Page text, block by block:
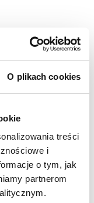
O plikach cookies
treści
i
o tym, jak
partnerom